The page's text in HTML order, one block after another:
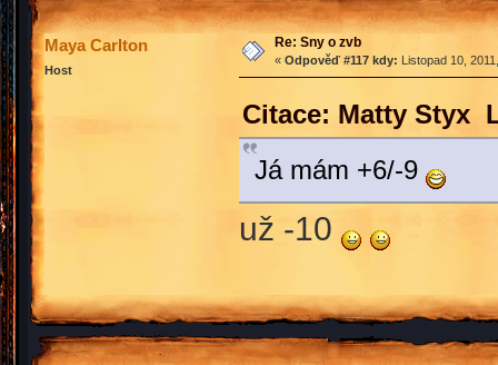
Maya Carlton
Host
Re: Sny o zvb
« Odpověď #117 kdy: Listopad 10,
Citace: Matty Styx
Já mám +6/-9
už -10